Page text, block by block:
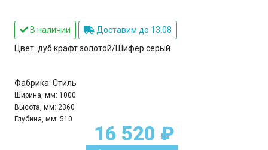
В наличии
Доставим до 13.08
Цвет: дуб крафт золотой/Шифер серый
Фабрика: Стиль
Ширина, мм: 1000
Высота, мм: 2360
Глубина, мм: 510
16 520 ₽